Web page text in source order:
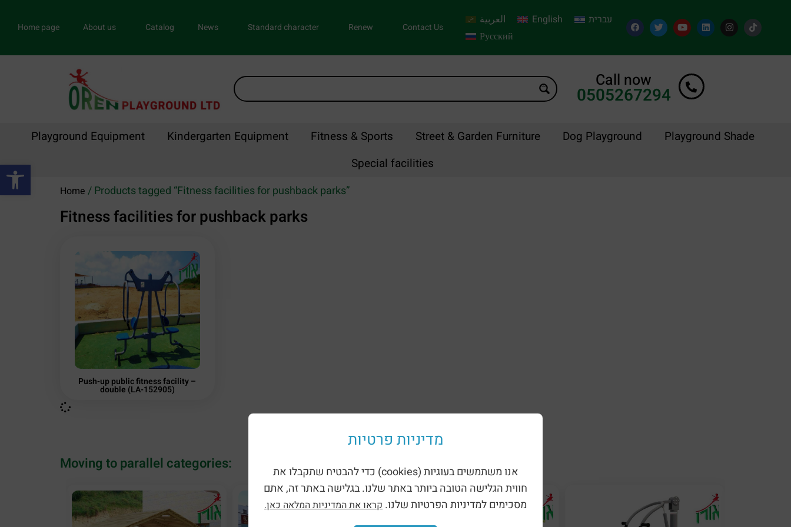
Open toolbar
Home page About us Catalog News Standard character Renew Contact Us
العربية English
עברית
Русский
Call now
0505267294
Playground Equipment Kindergarten Equipment Fitness & Sports Street & Garden Furniture Dog Playground
Playground Shade
Special facilities
Home / Products tagged “Fitness facilities for pushback parks”
Fitness facilities for pushback parks
Push-up public fitness facility –
double (LA-152905)
Moving to parallel categories:
מדיניות פרטיות
אנו משתמשים בעוגיות (cookies) כדי להבטיח שתקבלו את
חווית הגלישה הטובה ביותר באתר שלנו. בגלישה באתר זה, אתם
מסכימים למדיניות הפרטיות שלנו. קראו את המדיניות המלאה כאן.